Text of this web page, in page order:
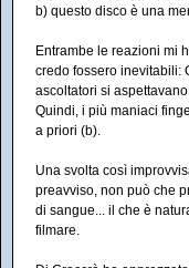
b) questo disco è una
Entrambe le reazioni mi
credo fossero inevitabili:
ascoltatori si aspettavano
Quindi, i più maniaci
a priori (b).
Una svolta così
preavviso, non può che
di sangue... il che è
filmare.